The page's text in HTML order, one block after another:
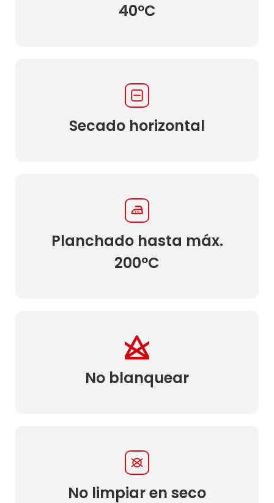
40ºC
Secado horizontal
Planchado hasta máx.
200ºC
No blanquear
No limpiar en seco